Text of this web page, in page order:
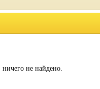
не найдено.